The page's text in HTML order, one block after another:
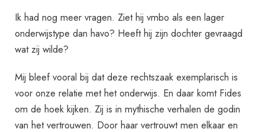
Ik had nog meer vragen. Ziet hij vmbo als een lager
onderwijstype dan havo? Heeft hij zijn dochter gevraagd
wat zij wilde?
Mij bleef vooral bij dat deze rechtszaak exemplarisch is
voor onze relatie met het onderwijs. En daar komt Fides
om de hoek kijken. Zij is in mythische verhalen de godin
van het vertrouwen. Door haar vertrouwt men elkaar en